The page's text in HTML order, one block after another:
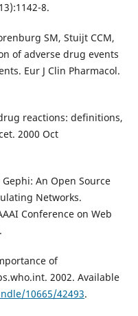
8.
SM, Stuijt CCM,
of adverse drug events
Eur J Clin Pharmacol.
reactions: definitions,
2000 Oct
An Open Source
Networks.
Conference on Web
of
2002. Available
10665/42493.